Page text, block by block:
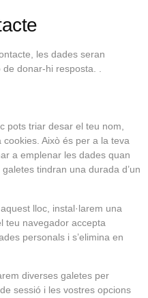
les dades seran
donar-hi resposta. .
pots triar desar el teu nom,
Això és per a la teva
a emplenar les dades quan
tindran una durada d’un
lloc, instal·larem una
teu navegador accepta
personals i s’elimina en
diverses galetes per
sessió i les vostres opcions